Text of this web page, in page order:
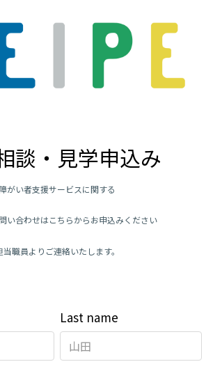
談・見学申込み
障がい者支援サービスに関する
い合わせはこちらからお申込みください
当職員よりご連絡いたします。
Last name